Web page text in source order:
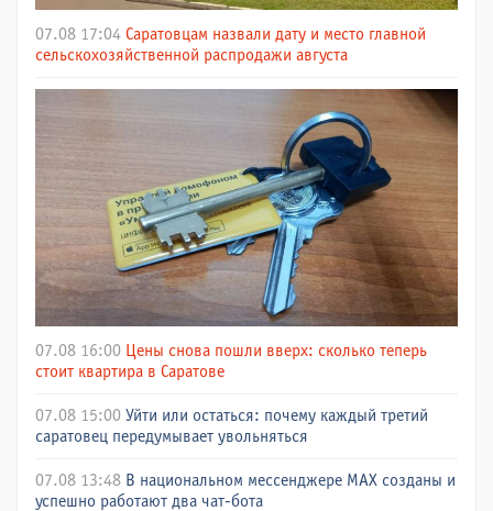
07.08 17:04 Саратовцам назвали дату и место главной
сельскохозяйственной распродажи августа
07.08 16:00 Цены снова пошли вверх: сколько теперь
стоит квартира в Саратове
07.08 15:00 Уйти или остаться: почему каждый третий
саратовец передумывает увольняться
07.08 13:48 В национальном мессенджере МАХ созданы и
успешно работают два чат-бота